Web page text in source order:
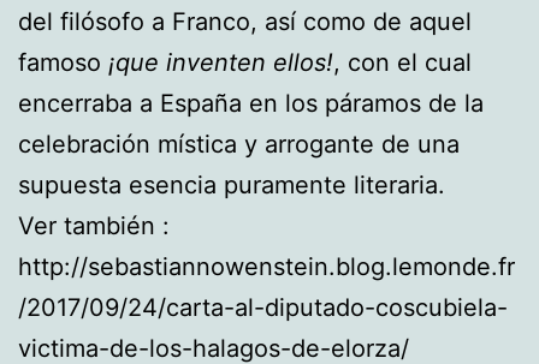
del filósofo a Franco, así como de aquel
famoso ¡que inventen ellos!, con el cual
encerraba a España en los páramos de la
celebración mística y arrogante de una
supuesta esencia puramente literaria.
Ver también :
http://sebastiannowenstein.blog.lemonde.fr
/2017/09/24/carta-al-diputado-coscubiela-
victima-de-los-halagos-de-elorza/